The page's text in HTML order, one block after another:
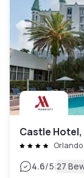
Castle
Orlando
4.6/5|27